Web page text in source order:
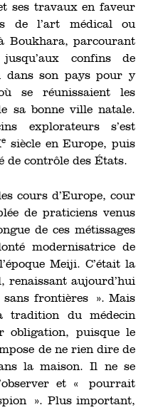
ses travaux en faveur
de l’art médical ou
Boukhara, parcourant
confins de
dans son pays pour y
se réunissaient les
sa bonne ville natale.
explorateurs s’est
e siècle en Europe, puis
de contrôle des États.
cours d’Europe, cour
de praticiens venus
de ces métissages
modernisatrice de
Meiji. C’était la
renaissant aujourd’hui
sans frontières ». Mais
tradition du médecin
obligation, puisque le
de ne rien dire de
la maison. Il ne se
et « pourrait
». Plus important,